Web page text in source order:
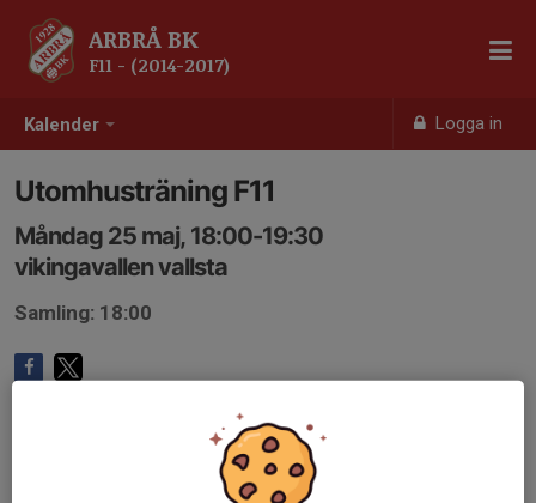
Kalender Logga in
ARBRÅ BK
F11 - (2014-2017)
Utomhusträning F11
Måndag 25 maj, 18:00-19:30
vikingavallen vallsta
Samling: 18:00